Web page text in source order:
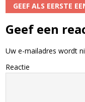
GEEF ALS EERSTE
Geef een
Uw e-mailadres wordt
Reactie